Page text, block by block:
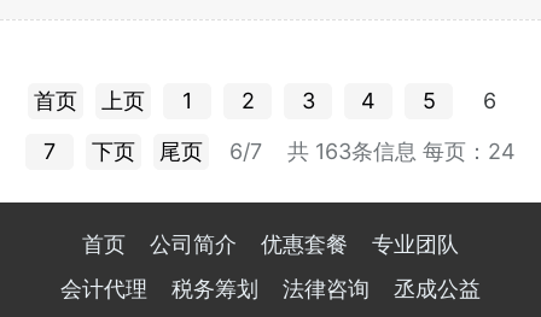
首页 上页 1 2 3 4 5
6
7
下页 尾页 6/7 每页：24
共 163条信息
首页 公司简介 优惠套餐
专业团队
会计代理
税务筹划 法律咨询
丞成公益